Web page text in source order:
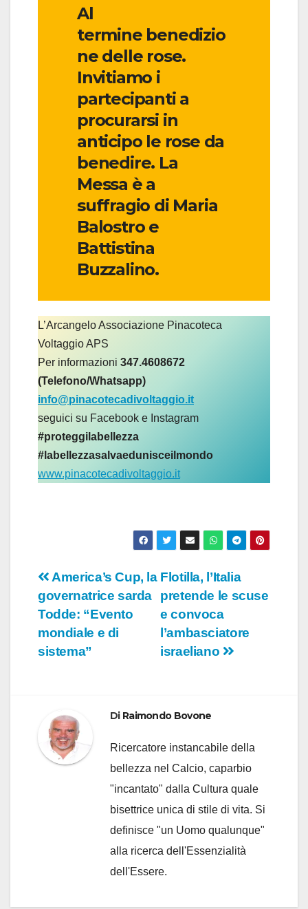
Al
termine benedizio
ne delle rose.
Invitiamo i
partecipanti a
procurarsi in
anticipo le rose da
benedire. La
Messa è a
suffragio di Maria
Balostro e
Battistina
Buzzalino.
L’Arcangelo Associazione Pinacoteca
Voltaggio APS
Per informazioni 347.4608672
(Telefono/Whatsapp)
info@pinacotecadivoltaggio.it
seguici su Facebook e Instagram
#proteggilabellezza
#labellezzasalvaedunisceilmondo
www.pinacotecadivoltaggio.it
Navigazione
articoli
Flotilla, l’Italia
pretende le scuse
e convoca
l’ambasciatore
israeliano
America’s Cup, la
governatrice sarda
Todde: “Evento
mondiale e di
sistema”
Di Raimondo Bovone
Ricercatore instancabile della
bellezza nel Calcio, caparbio
"incantato" dalla Cultura quale
bisettrice unica di stile di vita. Si
definisce "un Uomo qualunque"
alla ricerca dell'Essenzialità
dell'Essere.